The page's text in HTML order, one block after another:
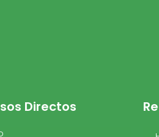
Directos